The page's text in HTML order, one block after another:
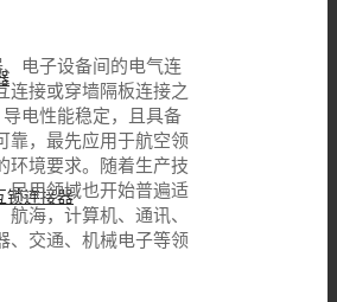
锁连接器
电子设备间的电气连
连接或穿墙隔板连接之
电性能稳定，且具备
靠，最先应用于航空领
环境要求。随着生产技
民用领域也开始普遍适
海，计算机、通讯、
、交通、机械电子等领